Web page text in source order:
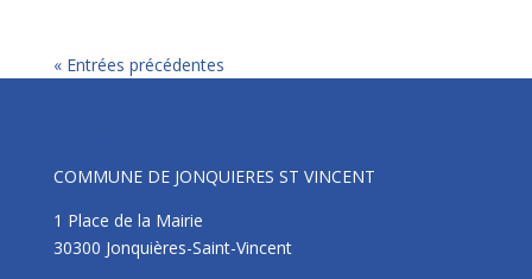
« Entrées précédentes
COMMUNE DE JONQUIERES ST VINCENT
1 Place de la Mairie
30300 Jonquières-Saint-Vincent